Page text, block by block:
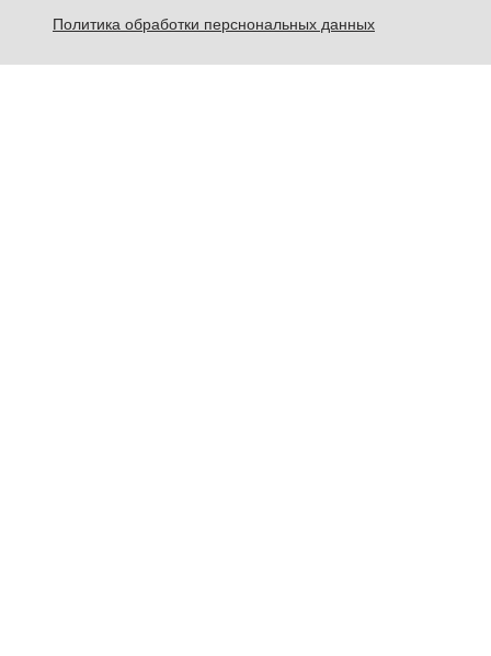
Политика обработки перснональных данных